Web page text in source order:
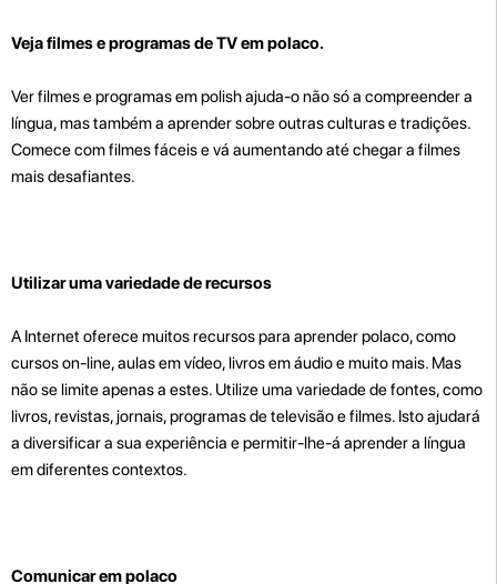
Veja filmes e programas de TV em polaco.
Ver filmes e programas em polish ajuda-o não só a compreender a
língua, mas também a aprender sobre outras culturas e tradições.
Comece com filmes fáceis e vá aumentando até chegar a filmes
mais desafiantes.
Utilizar uma variedade de recursos
A Internet oferece muitos recursos para aprender polaco, como
cursos on-line, aulas em vídeo, livros em áudio e muito mais. Mas
não se limite apenas a estes. Utilize uma variedade de fontes, como
livros, revistas, jornais, programas de televisão e filmes. Isto ajudará
a diversificar a sua experiência e permitir-lhe-á aprender a língua
em diferentes contextos.
Comunicar em polaco